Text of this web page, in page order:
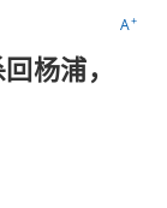
A+
杨浦，